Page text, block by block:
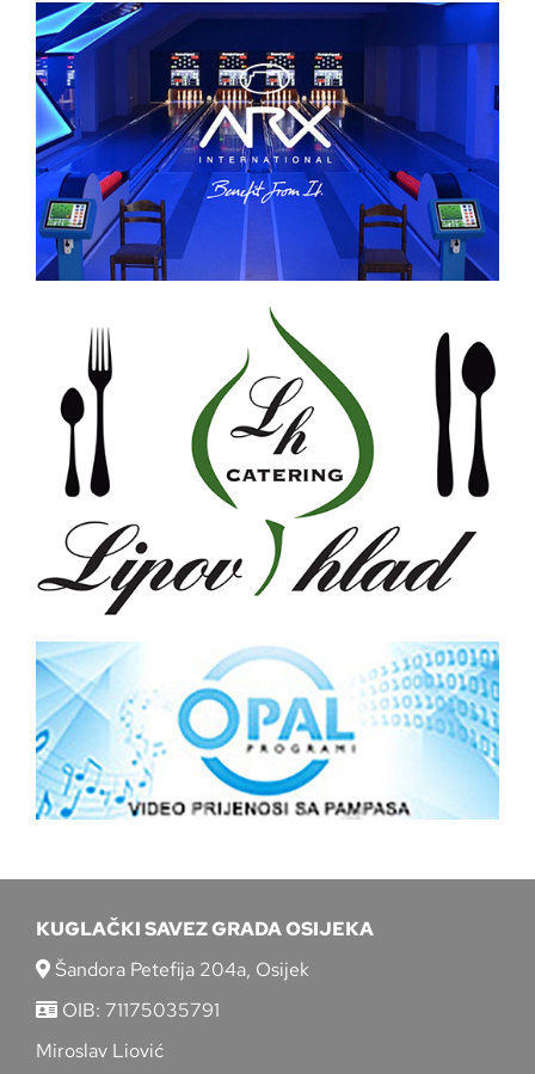
KUGLAČKI SAVEZ GRADA OSIJEKA
Šandora Petefija 204a, Osijek
OIB: 71175035791
Miroslav Liović